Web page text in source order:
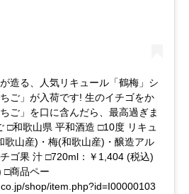
造る、人気リキュール「鶴梅」シ
ご」が入荷です! 生のイチゴをか
ご」を口に含んだら、最高過ぎま
□和歌山県 平和酒造 □10度 リキュ
歌山産)・梅(和歌山産)・醸造アル
ゴ果 汁 □720ml：￥1,404 (税込)
□商品ペー
shop/item.php?id=I00000103